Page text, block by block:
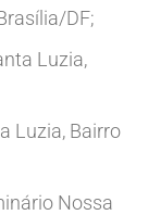
DF;
Luzia,
Luzia, Bairro
Nossa